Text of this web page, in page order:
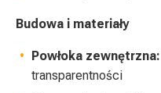
Budowa i materiały
Powłoka zewnętrzna:
transparentności